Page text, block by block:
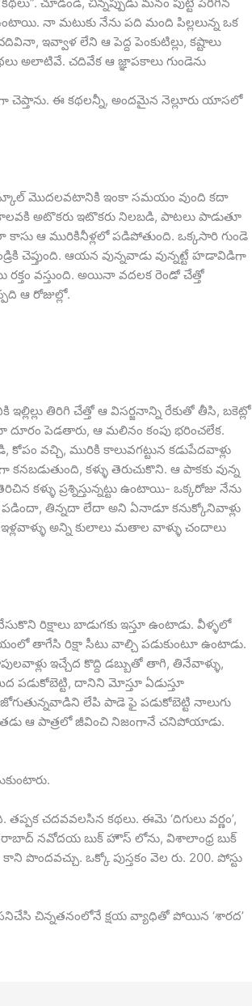
నా మటుకు నేను పది మంది పిల్లలున్న ఒక
ఇవ్వాళ లేని ఆ పెద్ద పెంకుటిల్లు, కష్టాలు
అలాటివే. చదివేక ఆ జ్ఞాపకాలు గుండెను
చెప్తాను. ఈ కథలన్నీ, అందమైన నెల్లూరు యాసలో
స్కూల్ మొదలవటానికి ఇంకా సమయం వుంది కదా
అటొకరు ఇటొకరు నిలబడి, పాటలు పాడుతూ
కాసు ఆ మురికినీళ్లలో పడిపోతుంది. ఒక్కసారి గుండె
చెప్తుంది. ఆయన వున్నవాడు వున్నట్టే హడావిడిగా
వస్తుంది. అయినా వదలక రెండో చేత్తో
ఆ రోజుల్లో.
తిరిగి చేత్తో ఆ విసర్జనాన్ని రేకుతో తీసి, బకెట్లో
దూరం పెడతారు, ఆ మలినం కంపు భరించలేక.
వచ్చి, మురికి కాలువగట్టున కడుపేదవాళ్లు
కళ్ళు తెరుచుకొని. ఆ పాకకు వున్న
ప్రశ్నిస్తున్నట్టు ఉంటాయి- ఒక్కరోజు నేను
పడిందా, తిన్నదా లేదా అని ఏనాడూ కనుక్కోనివాళ్లు
అన్ని కులాలు మతాల వాళ్ళు చందాలు
రిక్షాలు బాడుగకు ఇస్తూ ఉంటాడు. వీళ్ళలో
తాగేసి రిక్షా సీటు వాల్చి పడుకుంటూ ఉంటాడు.
ఇచ్చేద కొద్ది డబ్బుతో తాగి, తినేవాళ్ళు,
పడుకోబెట్టి, దానిని మోస్తూ ఏడుస్తూ
లేపి పాడె ఫై పడుకోబెట్టి నాలుగు
అతడు ఆ పాత్రలో జీవించి నిజంగానే చనిపోయాడు.
చదవవలసిన కథలు. ఈమె ‘దిగులు వర్ణం’,
నవోదయ బుక్ హౌస్ లోను, విశాలాంధ్ర బుక్
ఒక్కో పుస్తకం వెల రు. 200. పోస్టు
చిన్నతనంలోనే క్షయ వ్యాధితో పోయిన ‘శారద’